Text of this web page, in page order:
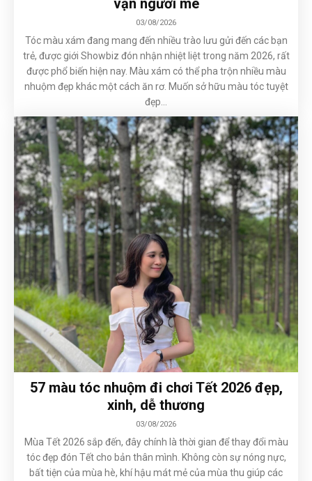
vạn người mê
03/08/2026
Tóc màu xám đang mang đến nhiều trào lưu gửi đến các bạn
trẻ, được giới Showbiz đón nhận nhiệt liệt trong năm 2026, rất
được phổ biến hiện nay. Màu xám có thể pha trộn nhiều màu
nhuộm đẹp khác một cách ăn rơ. Muốn sở hữu màu tóc tuyệt
đẹp...
57 màu tóc nhuộm đi chơi Tết 2026 đẹp,
xinh, dễ thương
03/08/2026
Mùa Tết 2026 sắp đến, đây chính là thời gian để thay đổi màu
tóc đẹp đón Tết cho bản thân mình. Không còn sự nóng nực,
bất tiện của mùa hè, khí hậu mát mẻ của mùa thu giúp các